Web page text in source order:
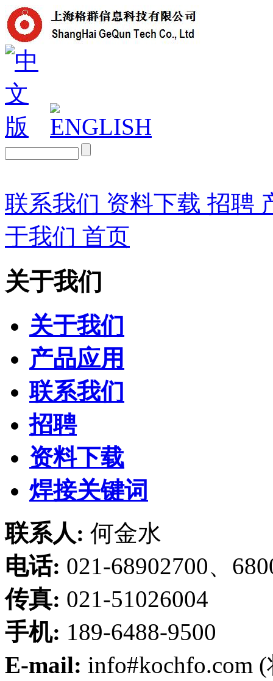
联系我们 资料下载 招聘
于我们 首页
关于我们
关于我们
产品应用
联系我们
招聘
资料下载
焊接关键词
联系人: 何金水
电话: 021-68902700、
传真: 021-51026004
手机: 189-6488-9500
E-mail: info#kochfo.com